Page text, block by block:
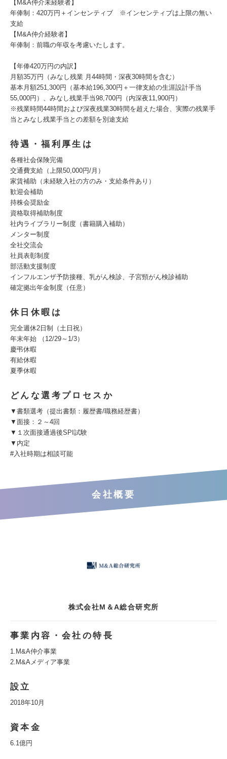
【M&A仲介未経験者】
年俸制：420万円＋インセンティブ ※インセンティブは上限の無い
支給
【M&A仲介経験者】
年俸制：前職の年収を考慮いたします。
【年俸420万円の内訳】
月額35万円（みなし残業 月44時間・深夜30時間を含む）
基本月額251,300円（基本給196,300円＋一律支給の生涯設計手当
55,000円）、みなし残業手当98,700円（内深夜11,900円）
※残業時間44時間および深夜残業30時間を超えた場合、実際の残業手
当とみなし残業手当との差額を別途支給
待遇・福利厚生は
各種社会保険完備
交通費支給（上限50,000円/月）
家賃補助（未経験入社の方のみ・支給条件あり）
歓迎会補助
持株会奨励金
資格取得補助制度
社内ライブラリー制度（書籍購入補助）
メンター制度
全社交流会
社員表彰制度
部活動支援制度
インフルエンザ予防接種、乳がん検診、子宮頸がん検診補助
確定拠出年金制度（任意）
休日休暇は
完全週休2日制（土日祝）
年末年始 （12/29～1/3）
慶弔休暇
有給休暇
夏季休暇
どんな選考プロセスか
▼書類選考（提出書類：履歴書/職務経歴書）
▼面接：２～4回
▼１次面接通過後SPI試験
▼内定
#入社時期は相談可能
会社概要
株式会社M＆A総合研究所
事業内容・会社の特長
1.M&A仲介事業
2.M&Aメディア事業
設立
2018年10月
資本金
6.1億円